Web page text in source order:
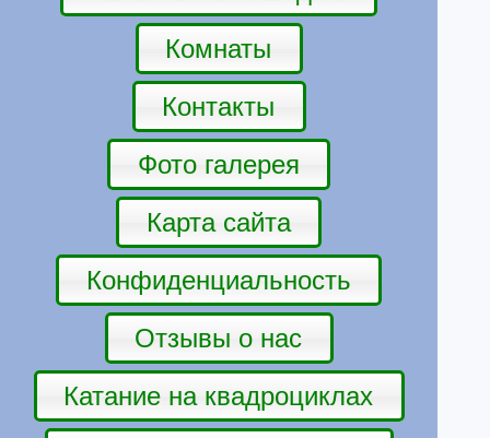
Комнаты
Контакты
Фото галерея
Карта сайта
Конфиденциальность
Отзывы о нас
Катание на квадроциклах